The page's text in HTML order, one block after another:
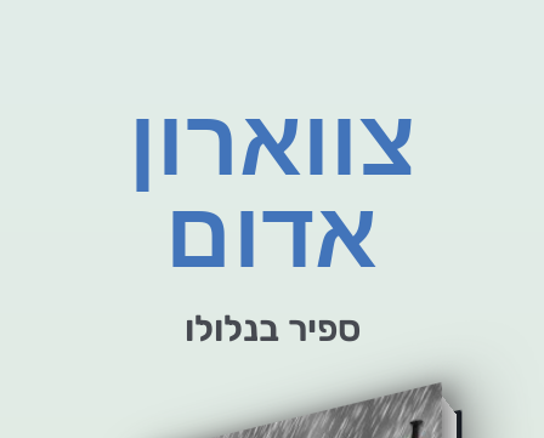
צווארון
אדום
ספיר בנלולו